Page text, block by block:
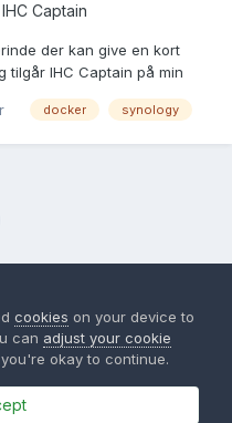
IHC Captain
der kan give en kort
tilgår IHC Captain på min
mig at det blev afviklet på
docker synology
2007-2026
Community
cookies on your device to
can adjust your cookie
okay to continue.